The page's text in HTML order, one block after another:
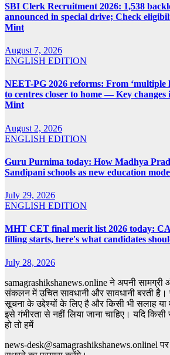
SBI Clerk Recruitment 2026: 1,538
announced in special drive; Check
Mint
August 7, 2026
ENGLISH EDITION
NEET-PG 2026 reforms: From ‘multiple
to centres closer to home — Key changes
Mint
August 2, 2026
ENGLISH EDITION
Guru Purnima today: How Madhya
Sandipani schools as new education
July 29, 2026
ENGLISH EDITION
MHT CET final merit list 2026 today:
filling starts, here's what candidates
July 28, 2026
samagrashikshanews.online ने अपनी
संकलन में उचित सावधानी और सावधानी बरती है।
सूचना के उद्देश्यों के लिए है और किसी भी सलाह या
इसे गंभीरता से नहीं लिया जाना चाहिए। यदि
हो तो हमें
news-desk@samagrashikshanews.onlinel